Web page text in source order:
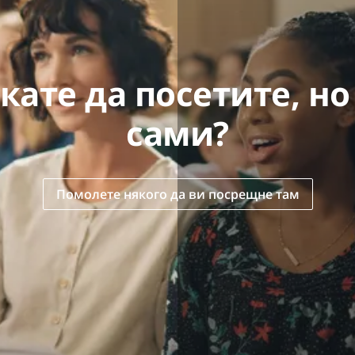
да посетите,
сами?
Помолете някого да ви посрещне там